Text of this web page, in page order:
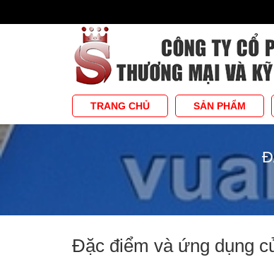
TRANG CHỦ SẢN PHẨM
Đặc điểm và ứng dụng